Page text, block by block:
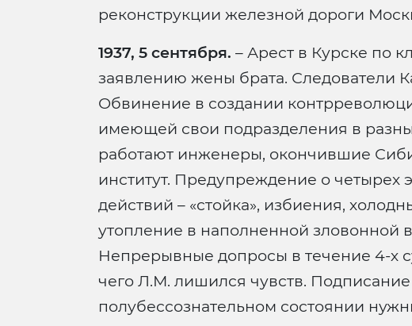
реконструкции железной дороги
1937, 5 сентября. – Арест в Курске по
заявлению жены брата. Следователи
Обвинение в создании
имеющей свои подразделения в
работают инженеры, окончившие
институт. Предупреждение о четырех
действий – «стойка», избиения,
утопление в наполненной зловонной
Непрерывные допросы в течение 4-х
чего Л.М. лишился чувств.
полубессознательном состоянии